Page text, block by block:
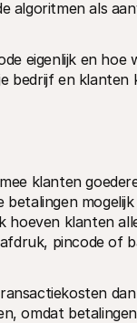
algoritmen als
eigenlijk en
bedrijf en klanten
klanten
betalingen
hoeven klanten
pincode of
omdat